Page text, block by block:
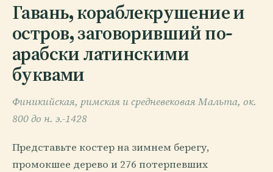
Гавань, кораблекрушение и
остров, заговоривший по-
арабски латинскими
буквами
Финикийская, римская и средневековая Мальта, ок.
800 до н. э.-1428
Представьте костер на зимнем берегу,
промокшее дерево и 276 потерпевших